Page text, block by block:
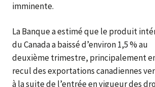
imminente.
La Banque a estimé que le produit
du Canada a baissé d’environ 1,5 % au
deuxième trimestre, principalement
recul des exportations canadiennes
à la suite de l’entrée en vigueur des